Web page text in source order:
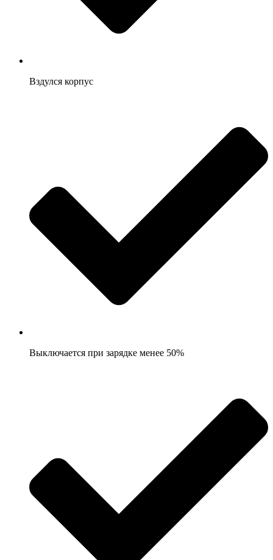
Вздулся корпус
Выключается при зарядке менее 50%